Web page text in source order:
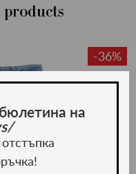
products
-36%
на